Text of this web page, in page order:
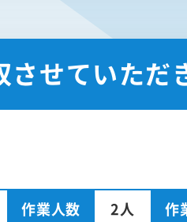
せていただ
作業人数 2人 作